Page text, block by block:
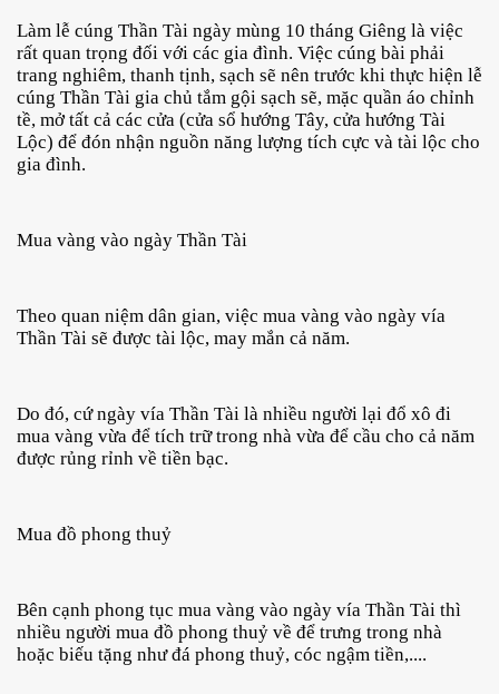
Làm lễ cúng Thần Tài ngày mùng 10 tháng Giêng là việc
rất quan trọng đối với các gia đình. Việc cúng bài phải
trang nghiêm, thanh tịnh, sạch sẽ nên trước khi thực hiện lễ
cúng Thần Tài gia chủ tắm gội sạch sẽ, mặc quần áo chỉnh
tề, mở tất cả các cửa (cửa sổ hướng Tây, cửa hướng Tài
Lộc) để đón nhận nguồn năng lượng tích cực và tài lộc cho
gia đình.
Mua vàng vào ngày Thần Tài
Theo quan niệm dân gian, việc mua vàng vào ngày vía
Thần Tài sẽ được tài lộc, may mắn cả năm.
Do đó, cứ ngày vía Thần Tài là nhiều người lại đổ xô đi
mua vàng vừa để tích trữ trong nhà vừa để cầu cho cả năm
được rủng rỉnh về tiền bạc.
Mua đồ phong thuỷ
Bên cạnh phong tục mua vàng vào ngày vía Thần Tài thì
nhiều người mua đồ phong thuỷ về để trưng trong nhà
hoặc biếu tặng như đá phong thuỷ, cóc ngậm tiền,....